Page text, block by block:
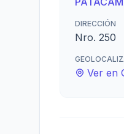
DIRECCIÓN
Nro. 250
Ver en